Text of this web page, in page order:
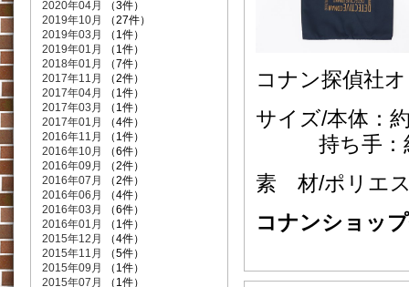
コナン探偵社
サイズ/本体：
持ち手：約
素 材/ポリエ
コナンショッ
2020年04月
（3件）
2019年10月
（27件）
2019年03月
（1件）
2019年01月
（1件）
2018年01月
（7件）
2017年11月
（2件）
2017年04月
（1件）
2017年03月
（1件）
2017年01月
（4件）
2016年11月
（1件）
2016年10月
（6件）
2016年09月
（2件）
2016年07月
（2件）
2016年06月
（4件）
2016年03月
（6件）
2016年01月
（1件）
2015年12月
（4件）
2015年11月
（5件）
2015年09月
（1件）
2015年07月
（1件）